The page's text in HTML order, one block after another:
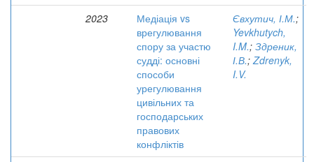
2023
Медіація vs
врегулювання
спору за участю
судді: основні
способи
урегулювання
цивільних та
господарських
правових
конфліктів
Євхутич, І.М.;
Yevkhutych,
I.M.; Здреник,
І.В.;Zdrenyk,
I.V.